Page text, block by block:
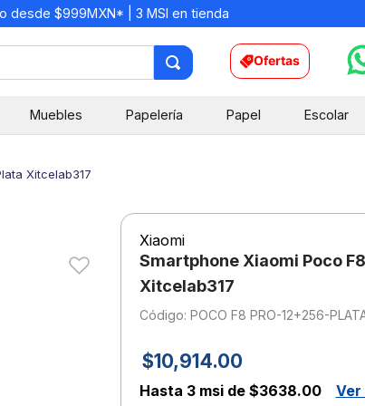
desde $999MXN* | 3 MSI en tienda
Ofertas
Muebles Papelería Papel Escolar
Xitcelab317
Xiaomi
Smartphone Xiaomi Poco
Xitcelab317
: POCO F8 PRO-12+256-
$10,914.00
Hasta 3 msi de $3638.00
Ver